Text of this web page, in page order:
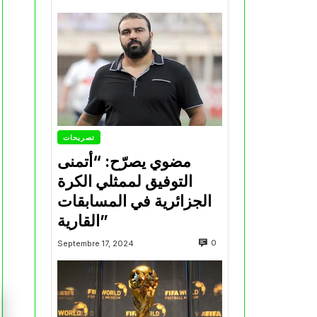
تصريحات
مضوي يصرّح: “أتمنى
التوفيق لممثلي الكرة
الجزائرية في المسابقات
القارية”
Septembre 17, 2024 0